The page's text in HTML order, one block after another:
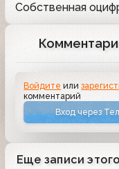
Собственная
Войдите или
комментарий
Вход через
Еще записи